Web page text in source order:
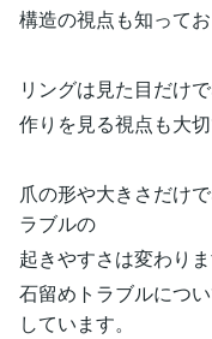
構造の視点も知って
リングは見た目だけで
作りを見る視点も大切
爪の形や大きさだけ
ラブルの
起きやすさは変わりま
石留めトラブルにつ
しています。